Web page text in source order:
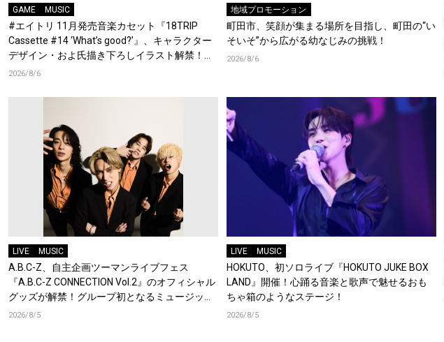
GAME MUSIC
#エイトリ 11月発売音楽カセット『18TRIP
Cassette #14 ‘What’s good?’』、キャラクター
デザイン・およ氏描き下ろしイラスト解禁！特
典Blu-rayには『HAMAツアーズ全体会議』が収
2026/8/6
地域プロモーション
町田市、笑顔が集まる場所を目指し、町田の“い
そいそ”から広がる幼なじみの挑戦！
2026/8/6
LIVE MUSIC
A.B.C-Z、自主企画ツーマンライブフェス
『A.B.C-Z CONNECTION Vol.2』のオフィシャル
グッズが解禁！グループ初となるミュージック
キーチェーンが登場！
2026/8/5
LIVE MUSIC
HOKUTO、初ソロライブ『HOKUTO JUKE BOX
LAND』開催！心踊る音楽と歌声で魅せるおも
ちゃ箱のようなステージ！
2026/8/5